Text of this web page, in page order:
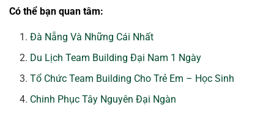
Có thể bạn quan tâm:
Đà Nẵng Và Những Cái Nhất
Du Lịch Team Building Đại Nam 1 Ngày
Tổ Chức Team Building Cho Trẻ Em – Học Sinh
Chinh Phục Tây Nguyên Đại Ngàn